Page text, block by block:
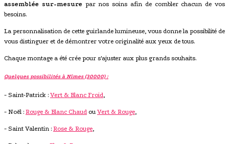
assemblée sur-mesurepar nos soins afin de combler chacun de vos
besoins.
La personnalisation de cette guirlande lumineuse, vous donne la possibilité de
vous distinguer et de démontrer votre originalité aux yeux de tous.
Chaque montage a été crée pour s'ajuster aux plus grands souhaits.
Quelques possibilités à Nîmes (30000) :
- Saint-Patrick : Vert & Blanc Froid,
- Noël : Rouge & Blanc Chaud ou Vert & Rouge,
- Saint Valentin : Rose & Rouge,